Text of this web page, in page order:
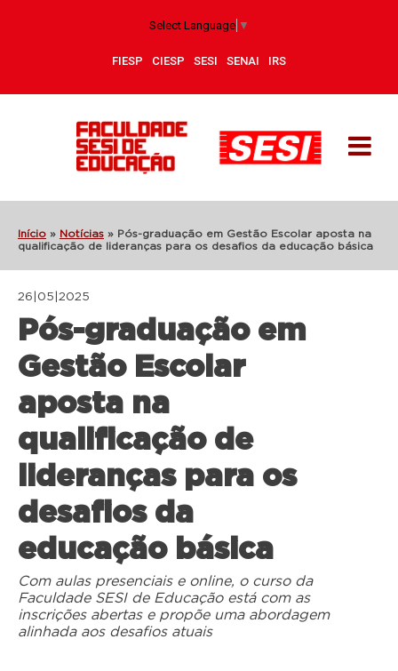
Select Language ▼
FIESP CIESP SESI SENAI IRS
Início » Notícias » Pós-graduação em Gestão Escolar aposta na
qualificação de lideranças para os desafios da educação básica
26|05|2025
Pós-graduação em
Gestão Escolar
aposta na
qualificação de
lideranças para os
desafios da
educação básica
Com aulas presenciais e online, o curso da
Faculdade SESI de Educação está com as
inscrições abertas e propõe uma abordagem
alinhada aos desafios atuais